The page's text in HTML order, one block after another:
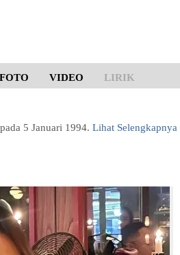
VIDEO LIRIK
5 Januari 1994. Lihat Selengkapnya